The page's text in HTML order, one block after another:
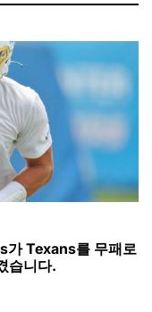
Texans를 무패로
습니다.